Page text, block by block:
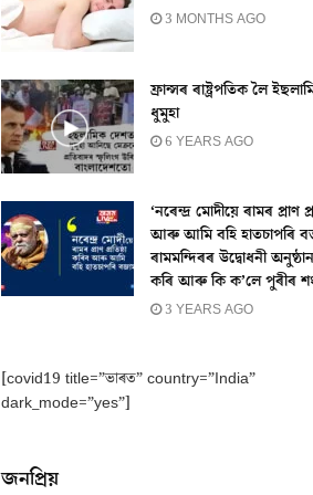
3 MONTHS AGO
ফ্ৰান্সৰ ৰাষ্ট্ৰপতিক লৈ
ধুমুহা
6 YEARS AGO
‘নৰেন্দ্ৰ মোদীয়ে ৰামৰ প্ৰাণ
আৰু আমি বহি হাতচাপৰি
ৰামমন্দিৰৰ উদ্বোধনী
কৰি আৰু কি ক’লে পুৰীৰ
3 YEARS AGO
[covid19 title=”ভাৰত” country=”India”
dark_mode=”yes”]
জনপ্ৰিয়